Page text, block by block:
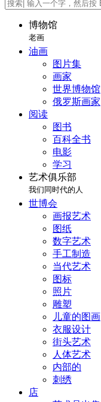
博物馆
老画
油画
图片集
画家
世界博物馆
俄罗斯画家
阅读
图书
百科全书
电影
学习
艺术俱乐部
我们同时代的人
世博会
画报艺术
图纸
数字艺术
手工制造
当代艺术
图标
照片
雕塑
儿童的图画
衣服设计
街头艺术
人体艺术
内部的
刺绣
店